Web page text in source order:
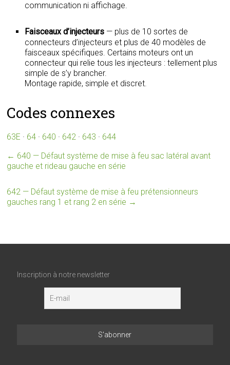
communication ni affichage.
Faisceaux d’injecteurs — plus de 10 sortes de
connecteurs d’injecteurs et plus de 40 modèles de
faisceaux spécifiques. Certains moteurs ont un
connecteur qui relie tous les injecteurs : tellement plus
simple de s’y brancher.
Montage rapide, simple et discret.
Codes connexes
63E · 64 · 640 · 642 · 643 · 644
← 640 — Défaut système de mise à feu sac latéral avant
gauche et rideau gauche en série
642 — Défaut système de mise à feu prétensionneurs
gauches rang 1 et rang 2 en série →
Inscription à notre newsletter